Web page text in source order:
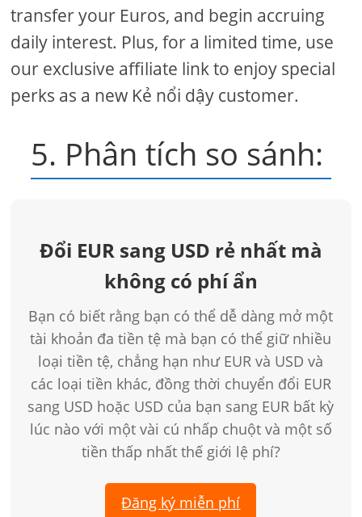
transfer your Euros, and begin accruing
daily interest. Plus, for a limited time, use
our exclusive affiliate link to enjoy special
perks as a new Kẻ nổi dậy customer.
5. Phân tích so sánh:
Đổi EUR sang USD rẻ nhất mà
không có phí ẩn
Bạn có biết rằng bạn có thể dễ dàng mở một
tài khoản đa tiền tệ mà bạn có thể giữ nhiều
loại tiền tệ, chẳng hạn như EUR và USD và
các loại tiền khác, đồng thời chuyển đổi EUR
sang USD hoặc USD của bạn sang EUR bất kỳ
lúc nào với một vài cú nhấp chuột và một số
tiền thấp nhất thế giới lệ phí?
Đăng ký miễn phí